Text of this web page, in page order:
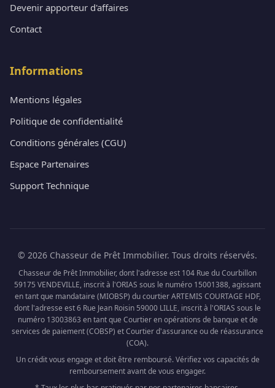
Devenir apporteur d'affaires
Contact
Informations
Mentions légales
Politique de confidentialité
Conditions générales (CGU)
Espace Partenaires
Support Technique
© 2026 Chasseur de Prêt Immobilier. Tous droits réservés.
Chasseur de Prêt Immobilier, dont l'adresse est 104 Rue du Courbillon
59175 VENDEVILLE, inscrit à l'ORIAS sous le numéro 15001388, agissant
en tant que mandataire (MIOBSP) du courtier ARTEMIS COURTAGE HDF,
dont l'adresse est 6 Rue Jean Roisin 59000 LILLE, inscrit à l'ORIAS sous le
numéro 13003863 en tant que Courtier en opérations de banque et de
services de paiement (COBSP) et Courtier d'assurance ou de réassurance
(COA).
Un crédit vous engage et doit être remboursé. Vérifiez vos capacités de
remboursement avant de vous engager.